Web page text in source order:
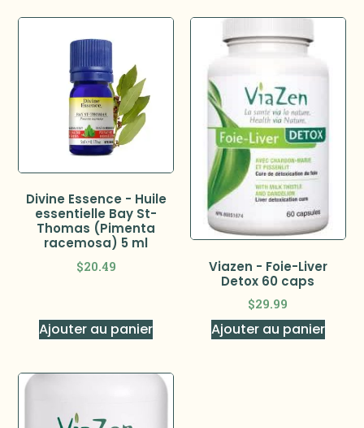
Divine Essence - Huile
essentielle Bay St-
Thomas (Pimenta
racemosa) 5 ml
$20.49
Ajouter au panier
Viazen - Foie-Liver
Detox 60 caps
$29.99
Ajouter au panier